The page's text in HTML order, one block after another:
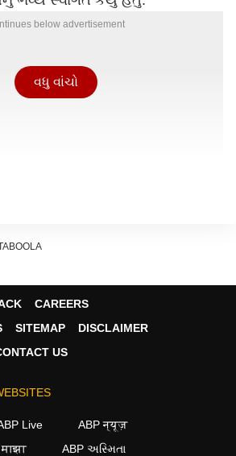
below advertisement
વધુ વાંચો
CAREERS
SITEMAP
DISCLAIMER
US
Live
ABP न्यूज़
ABP અસ્મિતા